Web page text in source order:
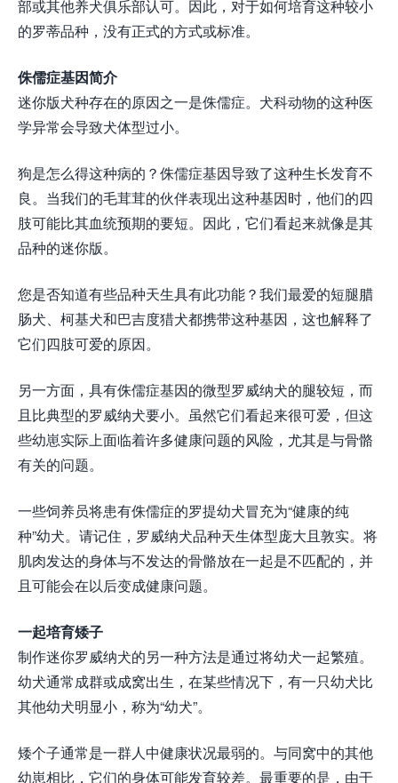
部或其他养犬俱乐部认可。因此，对于如何培育这种较小
的罗蒂品种，没有正式的方式或标准。
侏儒症基因简介
迷你版犬种存在的原因之一是侏儒症。犬科动物的这种医
学异常会导致犬体型过小。
狗是怎么得这种病的？侏儒症基因导致了这种生长发育不
良。当我们的毛茸茸的伙伴表现出这种基因时，他们的四
肢可能比其血统预期的要短。因此，它们看起来就像是其
品种的迷你版。
您是否知道有些品种天生具有此功能？我们最爱的短腿腊
肠犬、柯基犬和巴吉度猎犬都携带这种基因，这也解释了
它们四肢可爱的原因。
另一方面，具有侏儒症基因的微型罗威纳犬的腿较短，而
且比典型的罗威纳犬要小。虽然它们看起来很可爱，但这
些幼崽实际上面临着许多健康问题的风险，尤其是与骨骼
有关的问题。
一些饲养员将患有侏儒症的罗提幼犬冒充为“健康的纯
种”幼犬。请记住，罗威纳犬品种天生体型庞大且敦实。将
肌肉发达的身体与不发达的骨骼放在一起是不匹配的，并
且可能会在以后变成健康问题。
一起培育矮子
制作迷你罗威纳犬的另一种方法是通过将幼犬一起繁殖。
幼犬通常成群或成窝出生，在某些情况下，有一只幼犬比
其他幼犬明显小，称为“幼犬”。
矮个子通常是一群人中健康状况最弱的。与同窝中的其他
幼崽相比，它们的身体可能发育较差。最重要的是，由于